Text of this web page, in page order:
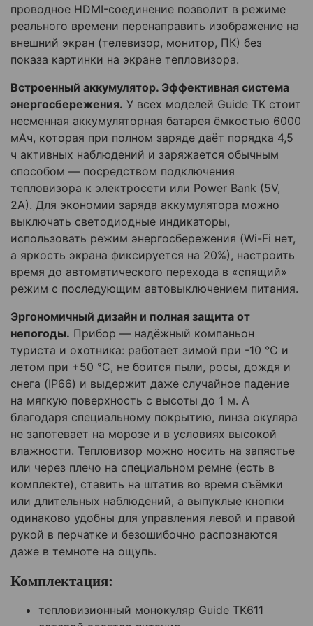
проводное HDMI-соединение позволит в режиме
реального времени перенаправить изображение на
внешний экран (телевизор, монитор, ПК) без
показа картинки на экране тепловизора.
Встроенный аккумулятор. Эффективная система
энергосбережения. У всех моделей Guide TK стоит
несменная аккумуляторная батарея ёмкостью 6000
мАч, которая при полном заряде даёт порядка 4,5
ч активных наблюдений и заряжается обычным
способом — посредством подключения
тепловизора к электросети или Power Bank (5V,
2A). Для экономии заряда аккумулятора можно
выключать светодиодные индикаторы,
использовать режим энергосбережения (Wi-Fi нет,
а яркость экрана фиксируется на 20%), настроить
время до автоматического перехода в «спящий»
режим с последующим автовыключением питания.
Эргономичный дизайн и полная защита от
непогоды. Прибор — надёжный компаньон
туриста и охотника: работает зимой при -10 °C и
летом при +50 °C, не боится пыли, росы, дождя и
снега (IP66) и выдержит даже случайное падение
на мягкую поверхность с высоты до 1 м. А
благодаря специальному покрытию, линза окуляра
не запотевает на морозе и в условиях высокой
влажности. Тепловизор можно носить на запястье
или через плечо на специальном ремне (есть в
комплекте), ставить на штатив во время съёмки
или длительных наблюдений, а выпуклые кнопки
одинаково удобны для управления левой и правой
рукой в перчатке и безошибочно распознаются
даже в темноте на ощупь.
Комплектация:
тепловизионный монокуляр Guide TK611